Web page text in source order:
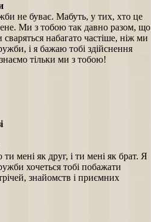
не буває. Мабуть, у тих, хто це
Ми з тобою так давно разом, що
набагато частіше, ніж ми
і я бажаю тобі здійснення
тільки ми з тобою!
мені як друг, і ти мені як брат. Я
хочеться тобі побажати
знайомств і приємних